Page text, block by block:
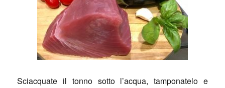
Sciacquate il tonno sotto l’acqua, tamponatelo e